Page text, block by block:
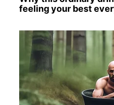
feeling your best